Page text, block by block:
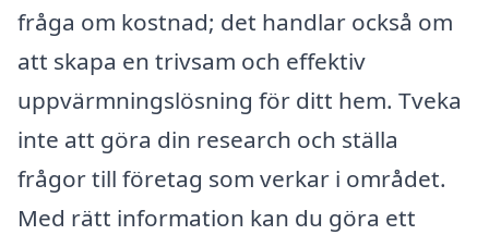
fråga om kostnad; det handlar också om
att skapa en trivsam och effektiv
uppvärmningslösning för ditt hem. Tveka
inte att göra din research och ställa
frågor till företag som verkar i området.
Med rätt information kan du göra ett